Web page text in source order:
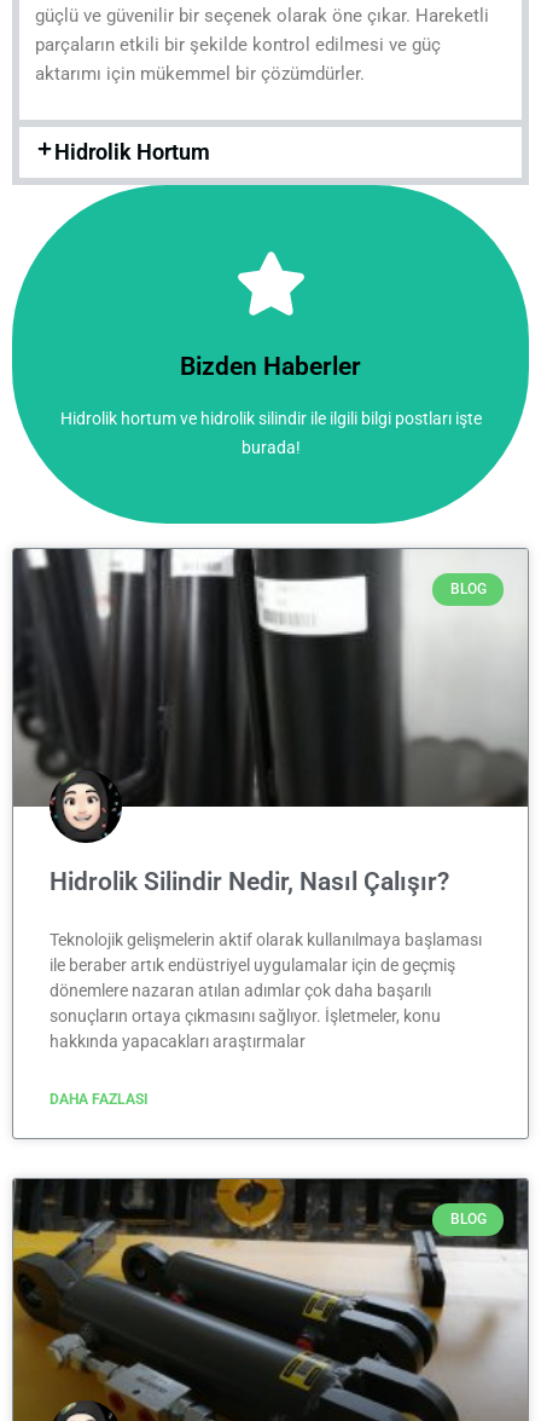
güçlü ve güvenilir bir seçenek olarak öne çıkar. Hareketli
parçaların etkili bir şekilde kontrol edilmesi ve güç
aktarımı için mükemmel bir çözümdürler.
Hidrolik Hortum
Bizden Haberler
Hidrolik hortum ve hidrolik silindir ile ilgili bilgi postları işte
burada!
Bizden Haberler
burada!
Tıkla!
BLOG
Hidrolik Silindir Nedir, Nasıl Çalışır?
Teknolojik gelişmelerin aktif olarak kullanılmaya başlaması
ile beraber artık endüstriyel uygulamalar için de geçmiş
dönemlere nazaran atılan adımlar çok daha başarılı
sonuçların ortaya çıkmasını sağlıyor. İşletmeler, konu
hakkında yapacakları araştırmalar
DAHA FAZLASI
BLOG